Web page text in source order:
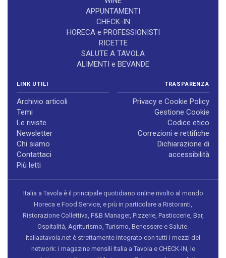
APPUNTAMENTI
CHECK-IN
HORECA e PROFESSIONISTI
RICETTE
SALUTE A TAVOLA
ALIMENTI e BEVANDE
LINK UTILI
Archivio articoli
Temi
Le riviste
Newsletter
Chi siamo
Contattaci
Più letti
TRASPARENZA
Privacy e Cookie Policy
Gestione Cookie
Codice etico
Correzioni e rettifiche
Dichiarazione di
accessibilità
Italia a Tavola è il principale quotidiano online rivolto al mondo
Horeca e Food Service, e più in particolare a Ristoranti,
Ristorazione Collettiva, F&B Manager, Pizzerie, Pasticcerie, Bar,
Ospitalità, Agriturismo, Turismo, Benessere e Salute.
italiaatavola.net è strettamente integrato con tutti i mezzi del
network: i magazine mensili Italia a Tavola e CHECK-IN, le